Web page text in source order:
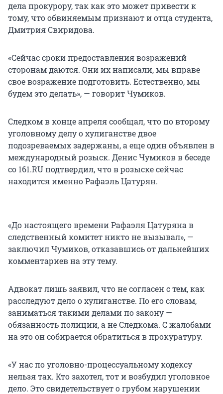
дела прокурору, так как это может привести к
тому, что обвиняемым признают и отца студента,
Дмитрия Свиридова.
«Сейчас сроки предоставления возражений
сторонам даются. Они их написали, мы вправе
свое возражение подготовить. Естественно, мы
будем это делать», — говорит Чумиков.
Следком в конце апреля сообщал, что по второму
уголовному делу о хулиганстве двое
подозреваемых задержаны, а еще один объявлен в
международный розыск. Денис Чумиков в беседе
со 161.RU подтвердил, что в розыске сейчас
находится именно Рафаэль Цатурян.
«До настоящего времени Рафаэля Цатуряна в
следственный комитет никто не вызывал», —
заключил Чумиков, отказавшись от дальнейших
комментариев на эту тему.
Адвокат лишь заявил, что не согласен с тем, как
расследуют дело о хулиганстве. По его словам,
заниматься такими делами по закону —
обязанность полиции, а не Следкома. С жалобами
на это он собирается обратиться в прокуратуру.
«У нас по уголовно-процессуальному кодексу
нельзя так. Кто захотел, тот и возбудил уголовное
дело. Это свидетельствует о грубом нарушении